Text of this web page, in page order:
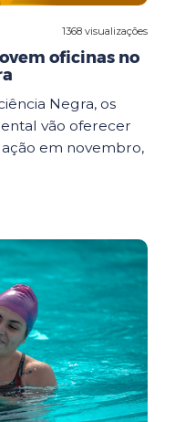
1368 visualizações
oficinas no
Negra, os
vão oferecer
em novembro,